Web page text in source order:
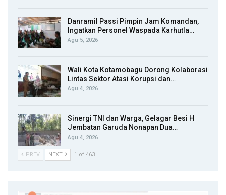
Danramil Passi Pimpin Jam Komandan,
Ingatkan Personel Waspada Karhutla…
Agu 5, 2026
Wali Kota Kotamobagu Dorong Kolaborasi
Lintas Sektor Atasi Korupsi dan…
Agu 4, 2026
Sinergi TNI dan Warga, Gelagar Besi H
Jembatan Garuda Nonapan Dua…
Agu 4, 2026
PREV NEXT 1 of 463